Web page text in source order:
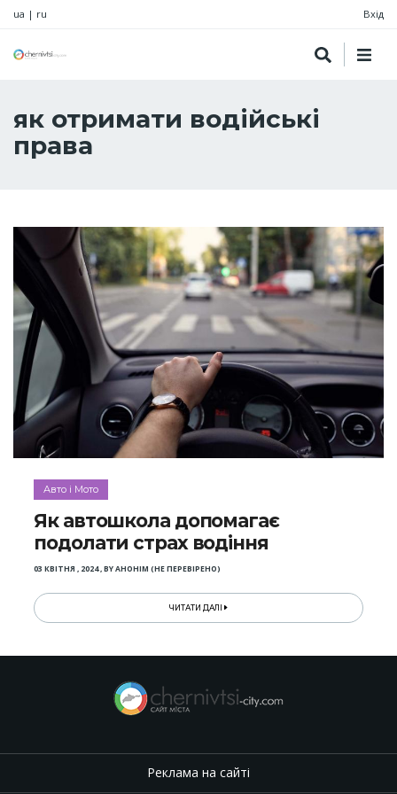
ua | ru Вхід
як отримати водійські
права
Авто і Мото
Як автошкола допомагає
подолати страх водіння
03 КВІТНЯ , 2024,BYАНОНІМ (НЕ ПЕРЕВІРЕНО)
ЧИТАТИ ДАЛІ
Реклама на сайті